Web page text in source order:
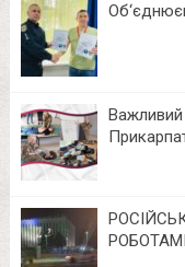
Важливий